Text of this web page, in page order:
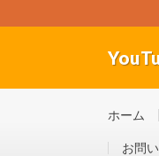
ホーム
お問